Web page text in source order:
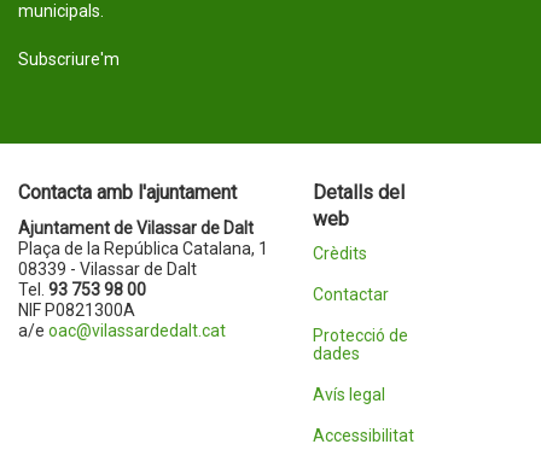
municipals.
Subscriure'm
Contacta amb l'ajuntament
Ajuntament de Vilassar de Dalt
Plaça de la República Catalana, 1
08339 - Vilassar de Dalt
Tel. 93 753 98 00
NIF P0821300A
a/e oac@vilassardedalt.cat
Detalls del
web
Crèdits
Contactar
Protecció de
dades
Avís legal
Accessibilitat